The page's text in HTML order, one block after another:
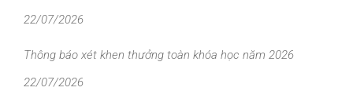
22/07/2026
Thông báo xét khen thưởng toàn khóa học năm 2026
22/07/2026